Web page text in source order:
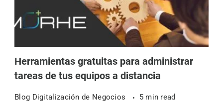
Herramientas gratuitas para administrar
tareas de tus equipos a distancia
Blog Digitalización de Negocios 5 min read